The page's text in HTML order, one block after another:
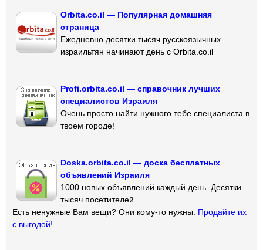
Orbita.co.il — Популярная домашняя
страница
Ежедневно десятки тысяч русскоязычных
израильтян начинают день с Orbita.co.il
Profi.orbita.co.il — справочник лучших
специалистов Израиля
Очень просто найти нужного тебе специалиста в
твоем городе!
Doska.orbita.co.il — доска бесплатных
объявлений Израиля
1000 новых объявлений каждый день. Десятки
тысяч посетителей.
Есть ненужные Вам вещи? Они кому-то нужны. Продайте их
с выгодой!